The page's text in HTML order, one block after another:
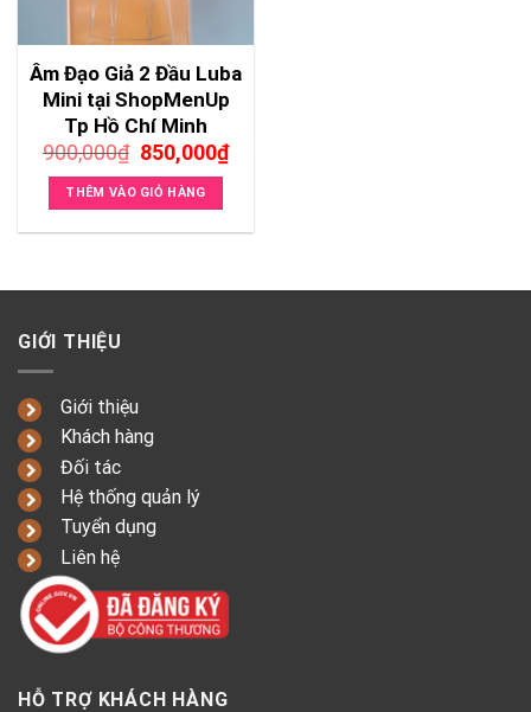
Âm Đạo Giả 2 Đầu Luba
Mini tại ShopMenUp
Tp Hồ Chí Minh
900,000₫ Giá
gốc
là:
900,000₫.
850,000₫Giá
850,000₫.
THÊM VÀO GIỎ HÀNG
GIỚI THIỆU
Giới thiệu
Khách hàng
Đối tác
Hệ thống quản lý
Tuyển dụng
Liên hệ
HỖ TRỢ KHÁCH HÀNG